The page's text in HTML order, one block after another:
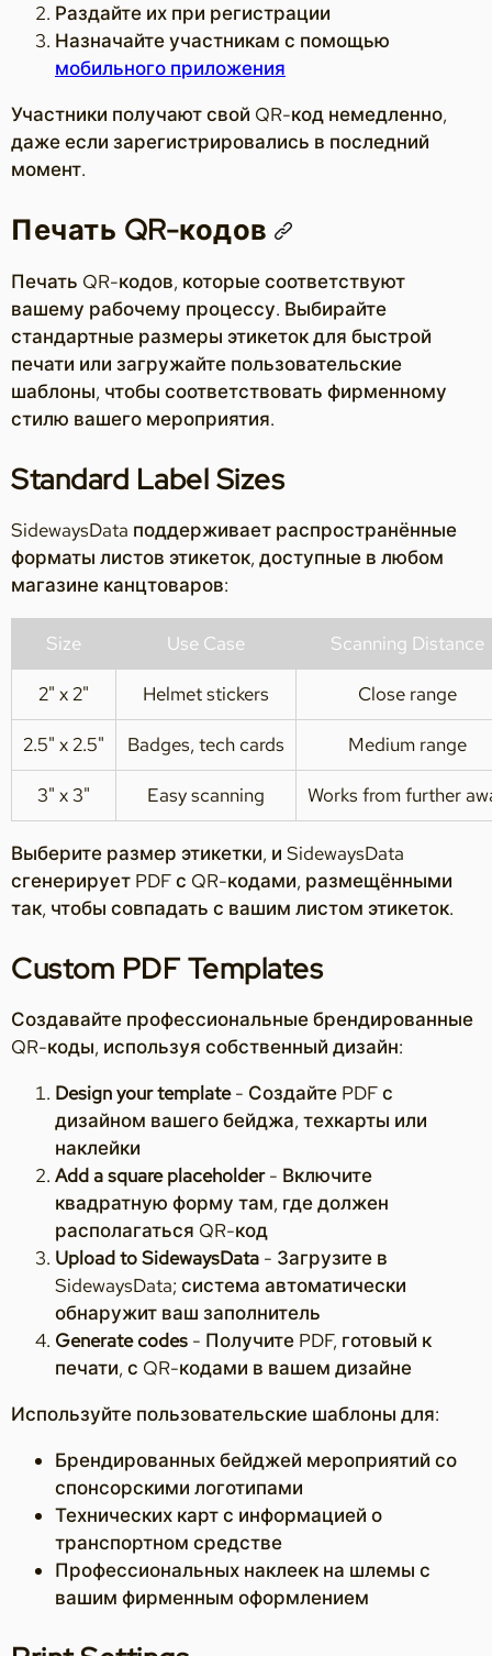
Раздайте их при регистрации
Назначайте участникам с помощью
мобильного приложения
Участники получают свой QR-код немедленно,
даже если зарегистрировались в последний
момент.
Печать QR-кодов
Печать QR-кодов, которые соответствуют
вашему рабочему процессу. Выбирайте
стандартные размеры этикеток для быстрой
печати или загружайте пользовательские
шаблоны, чтобы соответствовать фирменному
стилю вашего мероприятия.
Standard Label Sizes
SidewaysData поддерживает распространённые
форматы листов этикеток, доступные в любом
магазине канцтоваров:
Size Use Case Scanning Distance
2" x 2" Helmet stickers Close range
2.5" x 2.5" Badges, tech cards Medium range
3" x 3" Easy scanning Works from further
Выберите размер этикетки, и SidewaysData
сгенерирует PDF с QR-кодами, размещёнными
так, чтобы совпадать с вашим листом этикеток.
Custom PDF Templates
Создавайте профессиональные брендированные
QR-коды, используя собственный дизайн:
Design your template- Создайте PDF с
дизайном вашего бейджа, техкарты или
наклейки
Add a square placeholder- Включите
квадратную форму там, где должен
располагаться QR-код
Upload to SidewaysData - Загрузите в
SidewaysData; система автоматически
обнаружит ваш заполнитель
Generate codes - Получите PDF, готовый к
печати, с QR-кодами в вашем дизайне
Используйте пользовательские шаблоны для:
Брендированных бейджей мероприятий со
спонсорскими логотипами
Технических карт с информацией о
транспортном средстве
Профессиональных наклеек на шлемы с
вашим фирменным оформлением